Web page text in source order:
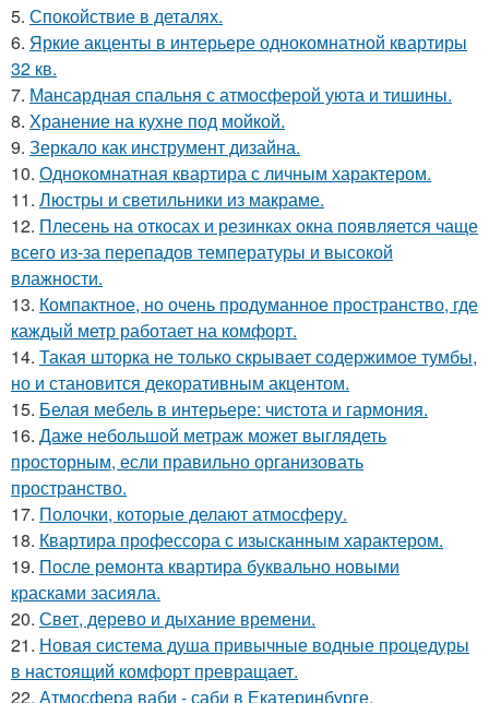
5. Спокойствие в деталях.
6. Яркие акценты в интерьере однокомнатной квартиры
32 кв.
7. Мансардная спальня с атмосферой уюта и тишины.
8. Хранение на кухне под мойкой.
9. Зеркало как инструмент дизайна.
10. Однокомнатная квартира с личным характером.
11. Люстры и светильники из макраме.
12. Плесень на откосах и резинках окна появляется чаще
всего из-за перепадов температуры и высокой
влажности.
13. Компактное, но очень продуманное пространство, где
каждый метр работает на комфорт.
14. Такая шторка не только скрывает содержимое тумбы,
но и становится декоративным акцентом.
15. Белая мебель в интерьере: чистота и гармония.
16. Даже небольшой метраж может выглядеть
просторным, если правильно организовать
пространство.
17. Полочки, которые делают атмосферу.
18. Квартира профессора с изысканным характером.
19. После ремонта квартира буквально новыми
красками засияла.
20. Свет, дерево и дыхание времени.
21. Новая система душа привычные водные процедуры
в настоящий комфорт превращает.
22. Атмосфера ваби - саби в Екатеринбурге.